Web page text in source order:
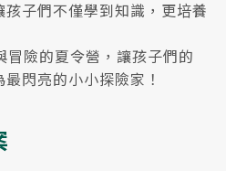
子們不僅學到知識，更培養
冒險的夏令營，讓孩子們的
閃亮的小小探險家！